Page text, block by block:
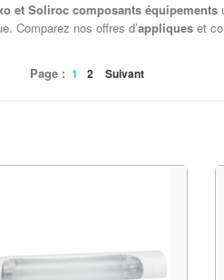
et Soliroc composants équipements
Comparez nos offres d’appliques et
Page : 1 2 Suivant